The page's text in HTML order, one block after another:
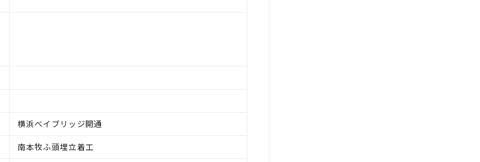
横浜ベイブリッジ開通
南本牧ふ頭埋立着工